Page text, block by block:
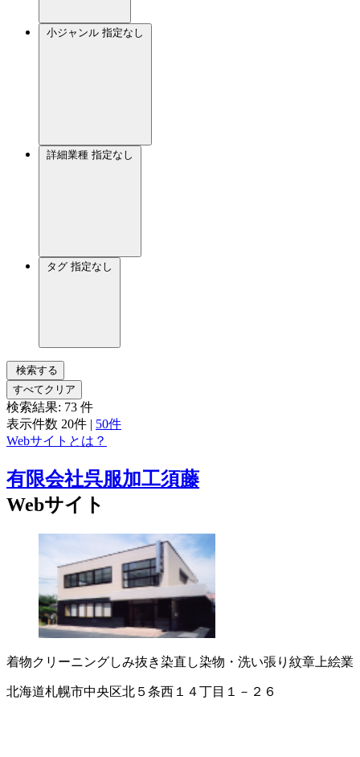
小ジャンル 指定なし
詳細業種 指定なし
タグ 指定なし
検索する
すべてクリア
検索結果: 73 件
表示件数 20件 | 50件
Webサイトとは？
有限会社呉服加工須藤
Webサイト
着物クリーニングしみ抜き染直し染物・洗い張り 紋章上絵業
北海道札幌市中央区北５条西１４丁目１－２６